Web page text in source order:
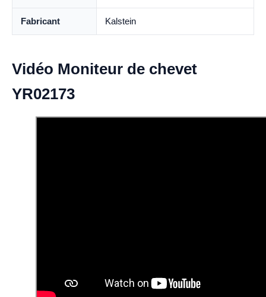
Fabricant Kalstein
Vidéo Moniteur de chevet
YR02173